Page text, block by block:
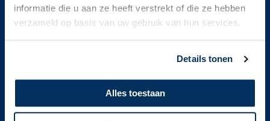
informatie die u aan ze heeft verstrekt of die ze hebben
verzameld op basis van uw gebruik van hun services.
Details tonen
Alles toestaan
Algemene Voorwaarden